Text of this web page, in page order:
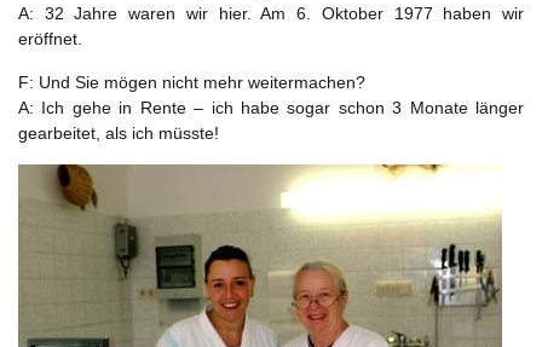
A: 32 Jahre waren wir hier. Am 6. Oktober 1977 haben wir
eröffnet.
F: Und Sie mögen nicht mehr weitermachen?
A: Ich gehe in Rente – ich habe sogar schon 3 Monate länger
gearbeitet, als ich müsste!